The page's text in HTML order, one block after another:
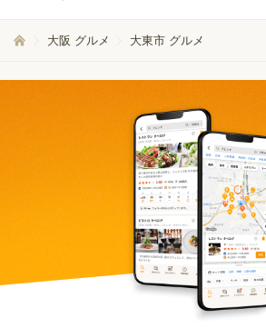
大阪 グルメ 大東市 グルメ